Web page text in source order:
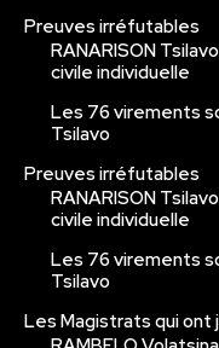
Preuves irréfutables
RANARISON
civile individuelle
Les 76 virements
Tsilavo
Preuves irréfutables
RANARISON
civile individuelle
Les 76 virements
Tsilavo
Les Magistrats qui ont